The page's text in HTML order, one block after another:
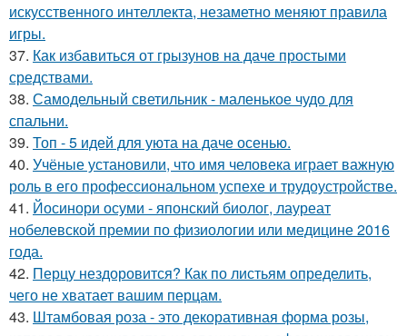
искусственного интеллекта, незаметно меняют правила
игры.
37. Как избавиться от грызунов на даче простыми
средствами.
38. Самодельный светильник - маленькое чудо для
спальни.
39. Топ - 5 идей для уюта на даче осенью.
40. Учёные установили, что имя человека играет важную
роль в его профессиональном успехе и трудоустройстве.
41. Йосинори осуми - японский биолог, лауреат
нобелевской премии по физиологии или медицине 2016
года.
42. Перцу нездоровится? Как по листьям определить,
чего не хватает вашим перцам.
43. Штамбовая роза - это декоративная форма розы,